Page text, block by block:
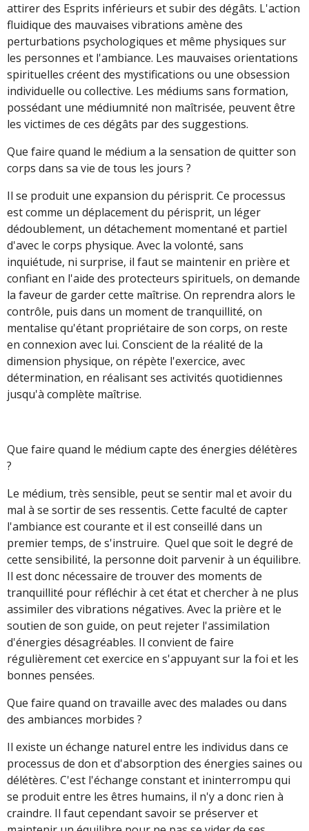
attirer des Esprits inférieurs et subir des dégâts. L'action
fluidique des mauvaises vibrations amène des
perturbations psychologiques et même physiques sur
les personnes et l'ambiance. Les mauvaises orientations
spirituelles créent des mystifications ou une obsession
individuelle ou collective. Les médiums sans formation,
possédant une médiumnité non maîtrisée, peuvent être
les victimes de ces dégâts par des suggestions.
Que faire quand le médium a la sensation de quitter son
corps dans sa vie de tous les jours ?
Il se produit une expansion du périsprit. Ce processus
est comme un déplacement du périsprit, un léger
dédoublement, un détachement momentané et partiel
d'avec le corps physique. Avec la volonté, sans
inquiétude, ni surprise, il faut se maintenir en prière et
confiant en l'aide des protecteurs spirituels, on demande
la faveur de garder cette maîtrise. On reprendra alors le
contrôle, puis dans un moment de tranquillité, on
mentalise qu'étant propriétaire de son corps, on reste
en connexion avec lui. Conscient de la réalité de la
dimension physique, on répète l'exercice, avec
détermination, en réalisant ses activités quotidiennes
jusqu'à complète maîtrise.
Que faire quand le médium capte des énergies délétères
?
Le médium, très sensible, peut se sentir mal et avoir du
mal à se sortir de ses ressentis. Cette faculté de capter
l'ambiance est courante et il est conseillé dans un
premier temps, de s'instruire. Quel que soit le degré de
cette sensibilité, la personne doit parvenir à un équilibre.
Il est donc nécessaire de trouver des moments de
tranquillité pour réfléchir à cet état et chercher à ne plus
assimiler des vibrations négatives. Avec la prière et le
soutien de son guide, on peut rejeter l'assimilation
d'énergies désagréables. Il convient de faire
régulièrement cet exercice en s'appuyant sur la foi et les
bonnes pensées.
Que faire quand on travaille avec des malades ou dans
des ambiances morbides ?
Il existe un échange naturel entre les individus dans ce
processus de don et d'absorption des énergies saines ou
délétères. C'est l'échange constant et ininterrompu qui
se produit entre les êtres humains, il n'y a donc rien à
craindre. Il faut cependant savoir se préserver et